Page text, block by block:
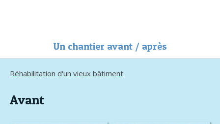
Un chantier avant / après
Réhabilitation d'un vieux bâtiment
Avant